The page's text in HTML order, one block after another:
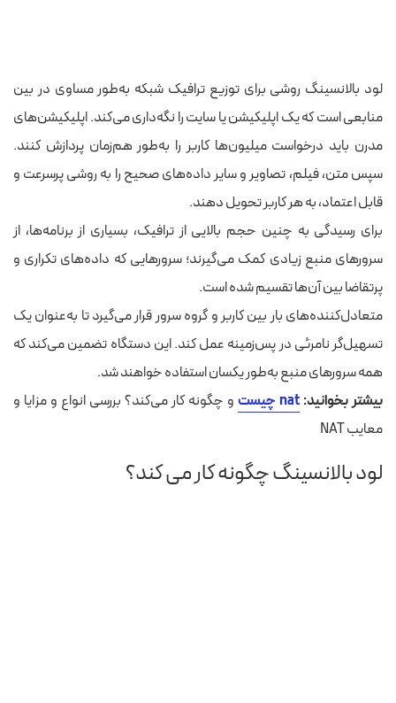
لود بالانسینگ روشی برای توزیع ترافیک شبکه به‌طور مساوی در بین
منابعی است که یک اپلیکیشن یا سایت را نگه‌داری می‌کند. اپلیکیشن‌های
مدرن باید درخواست میلیون‌ها کاربر را به‌طور هم‌زمان پردازش کنند.
سپس متن، فیلم، تصاویر و سایر داده‌های صحیح را به روشی پرسرعت و
قابل اعتماد، به هر کاربر تحویل دهند.
برای رسیدگی به چنین حجم بالایی از ترافیک، بسیاری از برنامه‌ها، از
سرورهای منبع زیادی کمک می‌گیرند؛ سرورهایی که داده‌های تکراری و
پرتقاضا بین آن‌ها تقسیم شده است.
متعادل‌کننده‌های بار بین کاربر و گروه سرور قرار می‌گیرد تا به‌عنوان یک
تسهیل‌گر نامرئی در پس‌زمینه عمل کند. این دستگاه تضمین می‌کند که
همه سرورهای منبع به‌طور یکسان استفاده خواهند شد.
بیشتر بخوانید: nat چیست
و چگونه کار می‌کند؟ بررسی انواع و مزایا و
معایب NAT
لود بالانسینگ چگونه کار می کند؟